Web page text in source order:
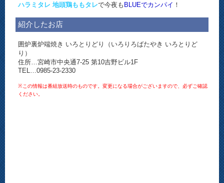
ハラミタレ 地頭鶏ももタレで今夜も BLUEでカンパイ ！
紹介したお店
囲炉裏炉端焼き いろとりどり（いろりろばたやき いろとりど
り）
住所…宮崎市中央通7-25 第10吉野ビル1F
TEL…0985-23-2330
※この情報は番組放送時のものです。変更になる場合がございますので、必ずご確認
ください。